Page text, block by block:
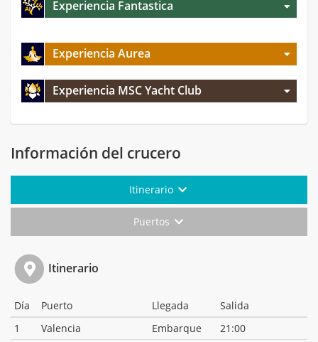
Experiencia Fantastica
Experiencia Aurea
Experiencia MSC Yacht Club
Información del crucero
Itinerario
Puertos
Itinerario
Día Puerto Llegada
Salida
1
Valencia Embarque
21:00